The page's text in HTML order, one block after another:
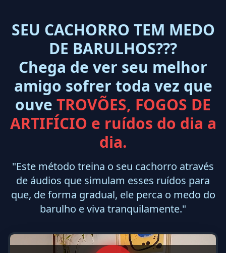
SEU CACHORRO TEM MEDO
DE BARULHOS???
Chega de ver seu melhor
amigo sofrer toda vez que
ouve TROVÕES, FOGOS DE
ARTIFÍCIO e ruídos do dia a
dia.
"Este método treina o seu cachorro através
de áudios que simulam esses ruídos para
que, de forma gradual, ele perca o medo do
barulho e viva tranquilamente."